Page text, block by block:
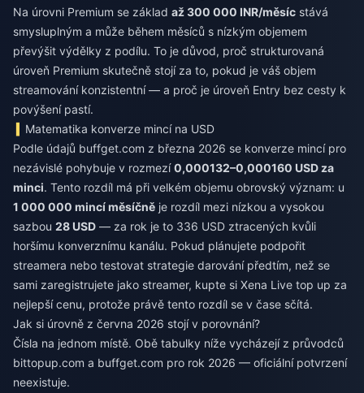
Na úrovni Premium se základ až 300 000 INR/měsíc stává
smysluplným a může během měsíců s nízkým objemem
převýšit výdělky z podílu. To je důvod, proč strukturovaná
úroveň Premium skutečně stojí za to, pokud je váš objem
streamování konzistentní — a proč je úroveň Entry bez cesty k
povýšení pastí.
Matematika konverze mincí na USD
Podle údajů buffget.com z března 2026 se konverze mincí pro
nezávislé pohybuje v rozmezí0,000132–0,000160 USD za
minci. Tento rozdíl má při velkém objemu obrovský význam: u
1 000 000 mincí měsíčně je rozdíl mezi nízkou a vysokou
sazbou 28 USD — za rok je to 336 USD ztracených kvůli
horšímu konverznímu kanálu. Pokud plánujete podpořit
streamera nebo testovat strategie darování předtím, než se
sami zaregistrujete jako streamer, kupte si Xena Live top up za
nejlepší cenu, protože právě tento rozdíl se v čase sčítá.
Jak si úrovně z června 2026 stojí v porovnání?
Čísla na jednom místě. Obě tabulky níže vycházejí z průvodců
bittopup.com a buffget.com pro rok 2026 — oficiální potvrzení
neexistuje.